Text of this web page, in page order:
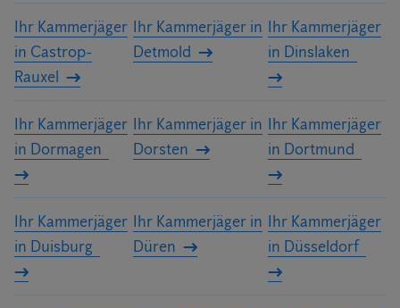
Ihr Kammerjäger
in Castrop-
Rauxel
Ihr Kammerjäger in
Detmold
Ihr Kammerjäger
in Dinslaken
Ihr Kammerjäger
in Dormagen
Ihr Kammerjäger in
Dorsten
Ihr Kammerjäger
in Dortmund
Ihr Kammerjäger
in Duisburg
Ihr Kammerjäger in
Düren
Ihr Kammerjäger
in Düsseldorf